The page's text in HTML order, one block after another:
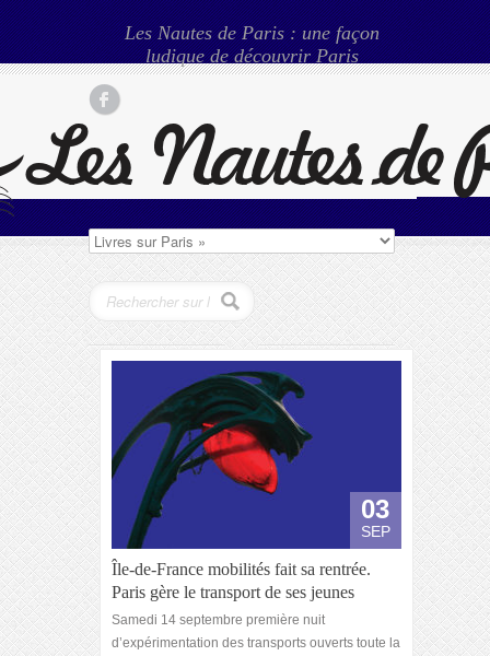
Les Nautes de Paris : une façon
ludique de découvrir Paris
03
SEP
Île-de-France mobilités fait sa rentrée.
Paris gère le transport de ses jeunes
Samedi 14 septembre première nuit
d’expérimentation des transports ouverts toute la